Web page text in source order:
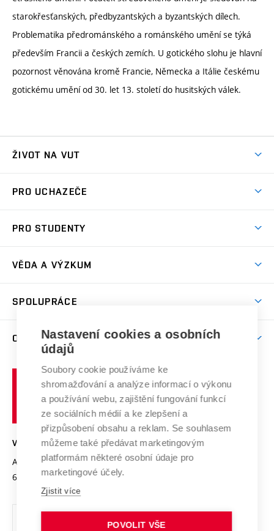
starokřesťanských, předbyzantských a byzantských dílech.
Problematika předrománského a románského umění se týká
především Francii a českých zemích. U gotického slohu je hlavní
pozornost věnována kromě Francie, Německa a Itálie českému
gotickému umění od 30. let 13. století do husitských válek.
ŽIVOT NA VUT
Koleje
Sport na VUT
Brno
PRO UCHAZEČE
Dny otevřených dveří
Celoživotní vzdělávání
E-přihláška
PRO STUDENTY
Harmonogram akademického roku
Závěrečné práce
Doktorské studium
Zpracování osobních údajů studentů
Sociální bezpečí
Studium bez bariér
Podpora podnikání
VĚDA A VÝZKUM
Mezinárodní vědecká rada
Systém zajišťování kvality výzkumu
Výzkumné infrastruktury
Transfer znalostí
Open Science
Projekty
Projekty ze strukturálních fondů
Specifický výzkum
SPOLUPRÁCE
Zahraniční spolupráce
Spolupráce se školami
Služby univerzity
Mezinárodní dohody
Univerzitní sítě
O UNIVERZITĚ
Profil univerzity
Udržitelná univerzita
Podnikavá univerzita / ContriBUTe
Bezpečná univerzita
Vyznamenání
Organizační struktura
Ochrana osobních údajů
učení
technické
VYSOKÉ UČENÍ TECHNICKÉ V BRNĚ
Antonínská 548/1
602 00 Brno
www.vut.cz
vut@vutbr.cz
Nastavení cookies a osobních
údajů
Soubory cookie používáme ke
shromažďování a analýze informací o výkonu
a používání webu, zajištění fungování funkcí
ze sociálních médií a ke zlepšení a
přizpůsobení obsahu a reklam. Se souhlasem
můžeme také předávat marketingovým
platformám některé osobní údaje pro
marketingové účely.
Zjistit více
POVOLIT VŠE